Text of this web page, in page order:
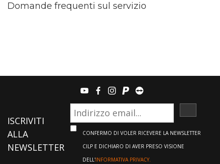
Domande frequenti sul servizio
youtubefacebook
instagram
paypalteamviewer
ISCRIVITI
ALLA
NEWSLETTER
CONFERMO DI VOLER RICEVERE LA NEWSLETTER
CILP E DICHIARO DI AVER PRESO VISIONE
DELL'INFORMATIVA PRIVACY.